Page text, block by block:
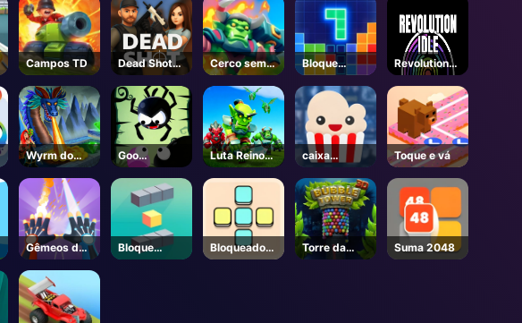
Campos TD
Dead Shot
IO
Unblocked
Cerco sem
fim
Bloque
Puzzle
Revolution
Idle
Wyrm do
Mal
Goo
pegajoso
Luta Reino
2.0
caixa
Toque e vá
Gêmeos de
gelo e fogo
Bloque
Explosão 3D
Bloqueador
de cor
Torre da
Bolha
Suma 2048